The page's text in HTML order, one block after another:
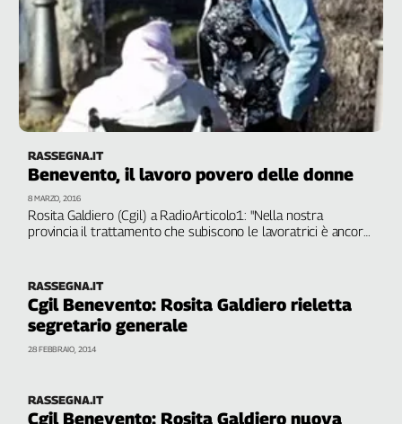
It
Easy
Inserti
Idea
Diffusa
InFlai
trasmissioni
Progress
L'Italia
nel
Lavoro
Abruzzo-
RASSEGNA.IT
Benevento, il lavoro povero delle donne
Rosita Galdiero (Cgil) a RadioArticolo1: "Nella nostra
provincia il trattamento che subiscono le lavoratrici è ancora
voucher
8 MARZO, 2016
RASSEGNA.IT
Cgil Benevento: Rosita Galdiero rieletta
segretario generale
28 FEBBRAIO, 2014
RASSEGNA.IT
Cgil Benevento: Rosita Galdiero nuova